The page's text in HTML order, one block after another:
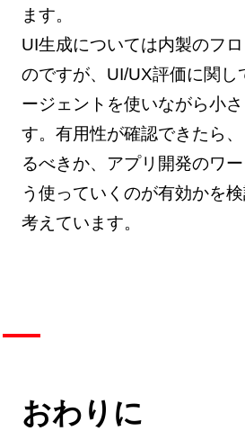
ます。
UI生成については内製のフ
のですが、UI/UX評価に関し
ージェントを使いながら小
す。有用性が確認できたら
るべきか、アプリ開発のワ
う使っていくのが有効かを
考えています。
おわりに